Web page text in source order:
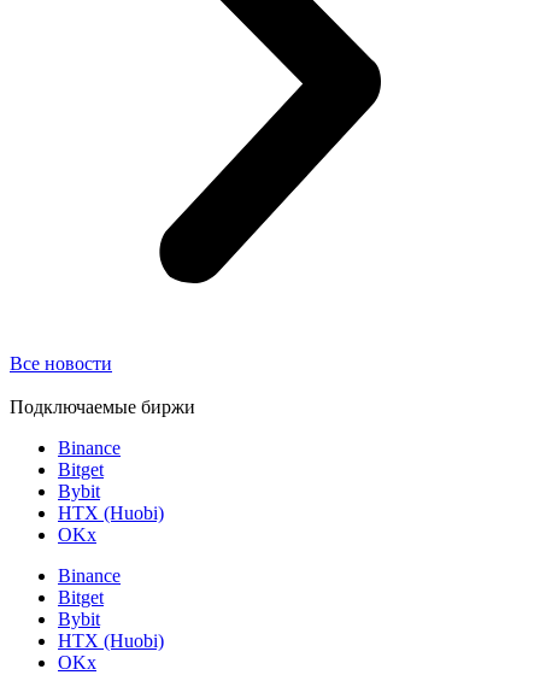
Все новости
Подключаемые биржи
Binance
Bitget
Bybit
HTX (Huobi)
OKx
Binance
Bitget
Bybit
HTX (Huobi)
OKx